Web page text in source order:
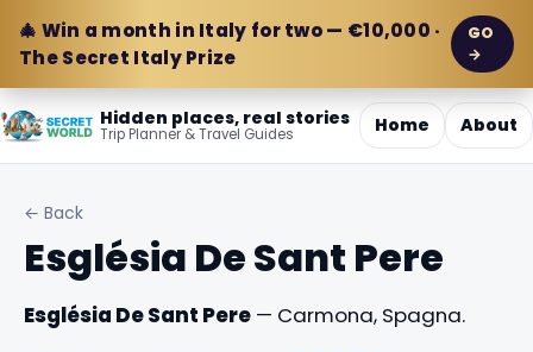
🎄 Win a month in Italy for two — €10,000 ·
The Secret Italy Prize
GO
→
Hidden places, real stories
Trip Planner & Travel Guides Home About
← Back
Església De Sant Pere
Església De Sant Pere — Carmona, Spagna.